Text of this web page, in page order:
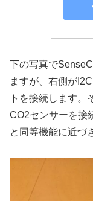
下の写真で
ますが、右側が
トを接続します。
CO2センサーを接
と同等機能に近づ